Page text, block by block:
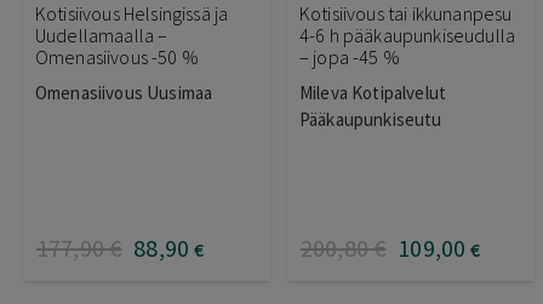
Kotisiivous Helsingissä ja
Uudellamaalla –
Omenasiivous -50 %
Omenasiivous Uusimaa
177,90€ 88,90 €
Kotisiivous tai ikkunanpesu
4-6 h pääkaupunkiseudulla
– jopa -45 %
Mileva Kotipalvelut
Pääkaupunkiseutu
200,80€ 109,00 €